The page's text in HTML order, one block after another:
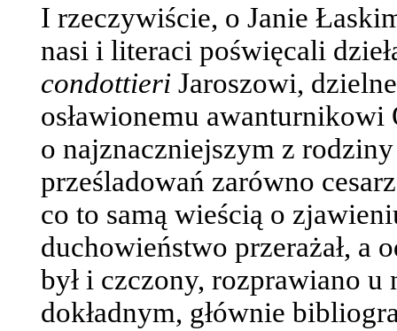
I rzeczywiście, o Janie
nasi i literaci poświęcali
condottieriJaroszowi,
osławionemu
o najznaczniejszym z
prześladowań zarówno
co to samą wieścią o
duchowieństwo przerażał, a
był i czczony, rozprawiano
dokładnym, głównie